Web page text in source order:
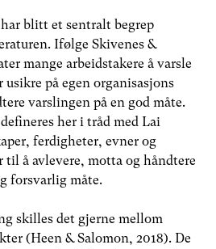
blitt et sentralt begrep
Ifølge Skivenes &
mange arbeidstakere å varsle
på egen organisasjons
varslingen på en god måte.
her i tråd med Lai
ferdigheter, evner og
å avlevere, motta og håndtere
forsvarlig måte.
skilles det gjerne mellom
(Heen & Salomon, 2018). De